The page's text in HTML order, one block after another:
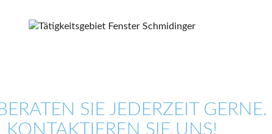
SIE JEDERZEIT GERNE.
KONTAKTIEREN SIE UNS!